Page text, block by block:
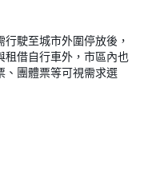
駛至城市外圍停放後，
租借自行車外，市區內也
、團體票等可視需求選